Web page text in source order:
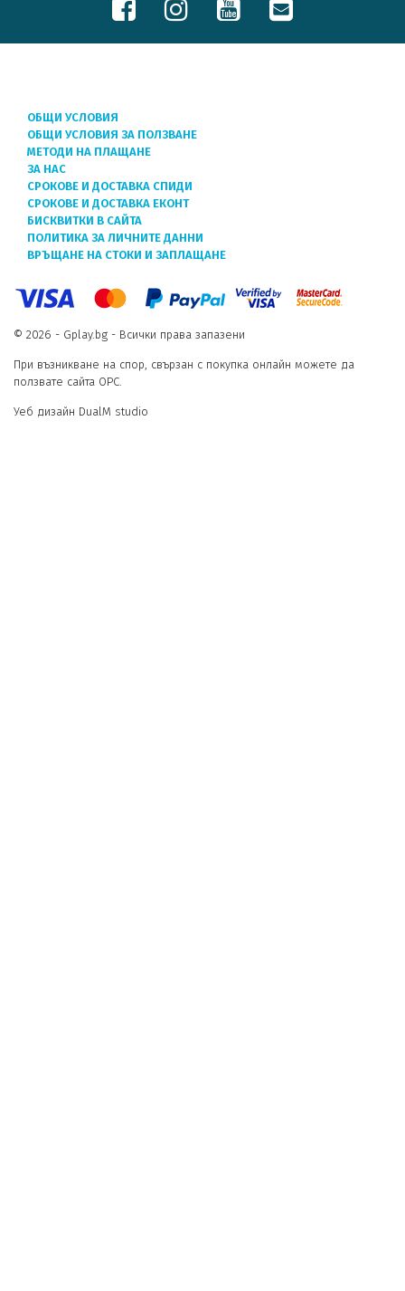
ОБЩИ УСЛОВИЯ
ОБЩИ УСЛОВИЯ ЗА ПОЛЗВАНЕ
МЕТОДИ НА ПЛАЩАНЕ
ЗА НАС
СРОКОВЕ И ДОСТАВКА СПИДИ
СРОКОВЕ И ДОСТАВКА ЕКОНТ
БИСКВИТКИ В САЙТА
ПОЛИТИКА ЗА ЛИЧНИТЕ ДАННИ
ВРЪЩАНЕ НА СТОКИ И ЗАПЛАЩАНЕ
© 2026 - Gplay.bg - Всички права запазени
При възникване на спор, свързан с покупка онлайн можете да
ползвате сайта ОРС.
Уеб дизайн DualM studio